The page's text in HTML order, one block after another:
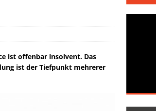
ist offenbar insolvent. Das
ist der Tiefpunkt mehrerer